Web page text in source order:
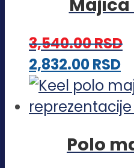
Majica
3,540.00RSD
2,832.00RSD
Polo